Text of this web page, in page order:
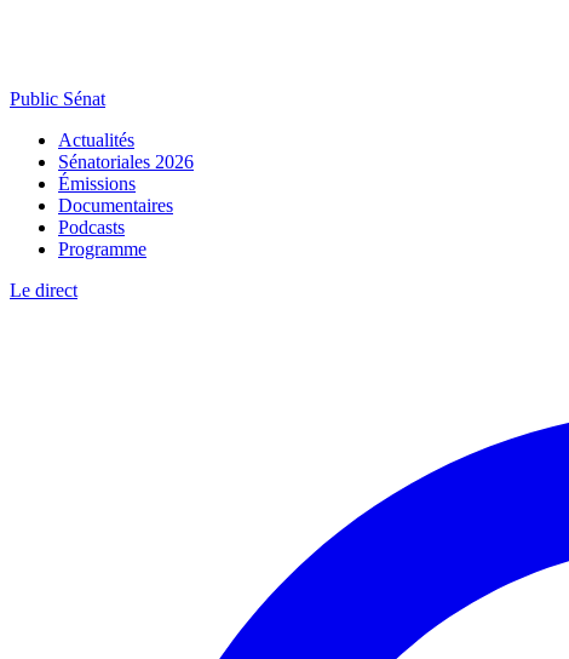
Public Sénat
Actualités
Sénatoriales 2026
Émissions
Documentaires
Podcasts
Programme
Le direct